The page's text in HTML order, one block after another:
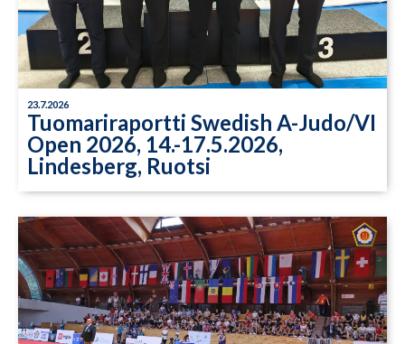
23.7.2026
Tuomariraportti Swedish A-Judo/VI
Open 2026, 14.-17.5.2026,
Lindesberg, Ruotsi